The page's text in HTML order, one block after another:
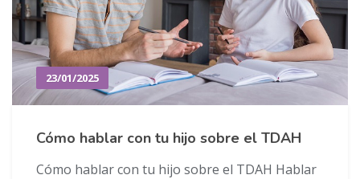
23/01/2025
Cómo hablar con tu hijo sobre el TDAH
Cómo hablar con tu hijo sobre el TDAH Hablar